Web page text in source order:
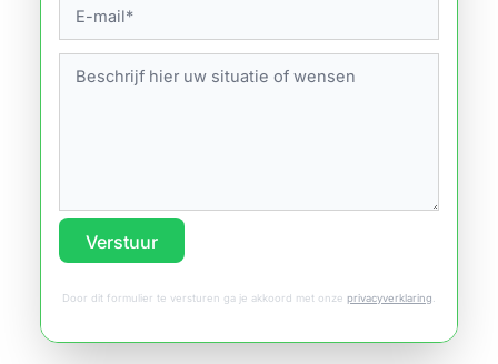
Verstuur
Door dit formulier te versturen ga je akkoord met onze privacyverklaring